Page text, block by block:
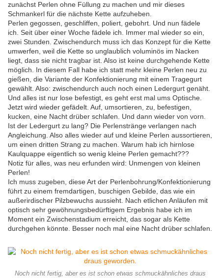
zunächst Perlen ohne Füllung zu machen und mir dieses
Schmankerl für die nächste Kette aufzuheben.
Perlen gegossen, geschliffen, poliert, gebohrt. Und nun fädele
ich. Seit über einer Woche fädele ich. Immer mal wieder so ein,
zwei Stunden. Zwischendurch muss ich das Konzept für die Kette
umwerfen, weil die Kette so unglaublich voluminös im Nacken
liegt, dass sie nicht tragbar ist. Also ist keine durchgehende Kette
möglich. In diesem Fall habe ich statt mehr kleine Perlen neu zu
gießen, die Variante der Konfektionierung mit einem Tragegurt
gewählt. Also: zwischendurch auch noch einen Ledergurt genäht.
Und alles ist nur lose befestigt, es geht erst mal ums Optische.
Jetzt wird wieder gefädelt. Auf, umsortieren, zu, befestigen,
kucken, eine Nacht drüber schlafen. Und dann wieder von vorn.
Ist der Ledergurt zu lang? Die Perlenstränge verlangen nach
Angleichung. Also alles wieder auf und kleine Perlen aussortieren,
um einen dritten Strang zu machen. Warum hab ich hirnlose
Kaulquappe eigentlich so wenig kleine Perlen gemacht???
Notiz für alles, was neu erfunden wird: Unmengen von kleinen
Perlen!
Ich muss zugeben, diese Art der Perlenbohrung/Konfektionierung
führt zu einem fremdartigen, buschigen Gebilde, das wie ein
außerirdischer Pilzbewuchs aussieht. Nach etlichen Anläufen mit
optisch sehr gewöhnungsbedürftigem Ergebnis habe ich im
Moment ein Zwischenstadium erreicht, das sogar als Kette
durchgehen könnte. Besser noch mal eine Nacht drüber schlafen.
Noch nicht fertig, aber es ist schon etwas schmuckähnliches draus